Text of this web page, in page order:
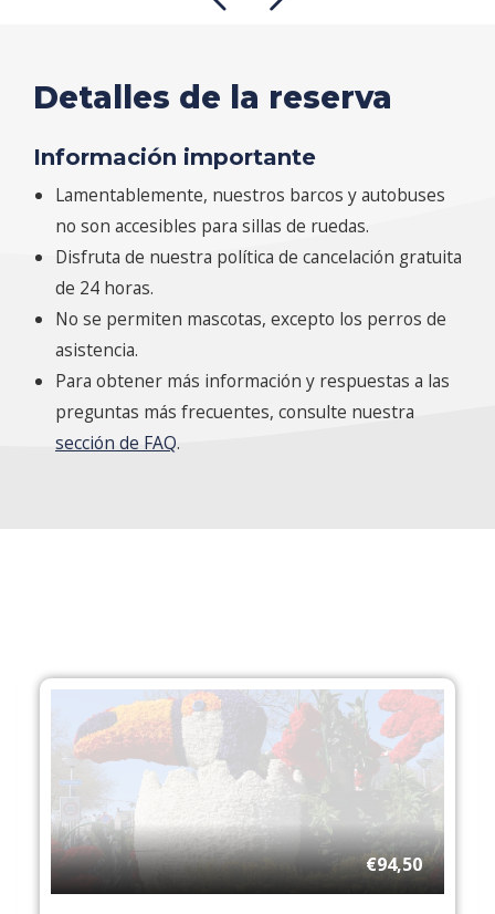
Detalles de la reserva
Información importante
Lamentablemente, nuestros barcos y autobuses
no son accesibles para sillas de ruedas.
Disfruta de nuestra política de cancelación gratuita
de 24 horas.
No se permiten mascotas, excepto los perros de
asistencia.
Para obtener más información y respuestas a las
preguntas más frecuentes, consulte nuestra
sección de FAQ.
€94,50